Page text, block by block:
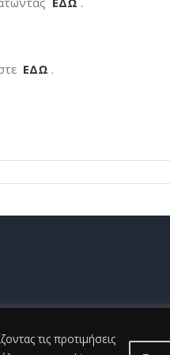
τις προτιμήσεις
ΕΔΩ .
Rights Reserved2026 |